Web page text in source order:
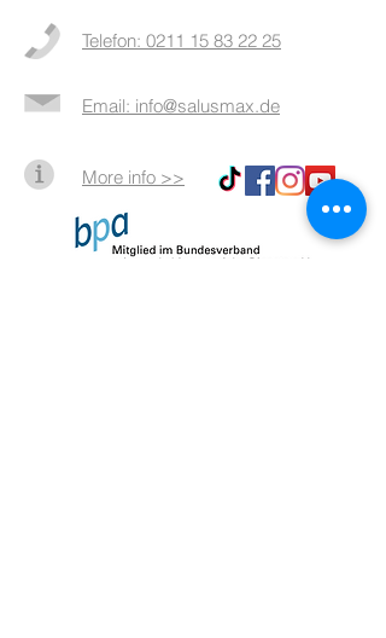
Telefon: 0211 15 83 22 25
Email: info@salusmax.de
More info >>